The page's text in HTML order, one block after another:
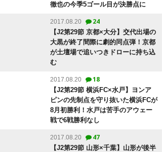
徹也の今季5ゴール目が決勝点に
2017.08.20 24
【J2第29節 京都×大分】交代出場の
大黒が終了間際に劇的同点弾！京都
が土壇場で追いつきドローに持ち込
む
2017.08.20 18
【J2第29節 横浜FC×水戸】ヨンア
ピンの先制点を守り抜いた横浜FCが
8月初勝利！水戸は苦手のアウェー
戦で6戦勝利なし
2017.08.20 47
【J2第29節 山形×千葉】山形が後半